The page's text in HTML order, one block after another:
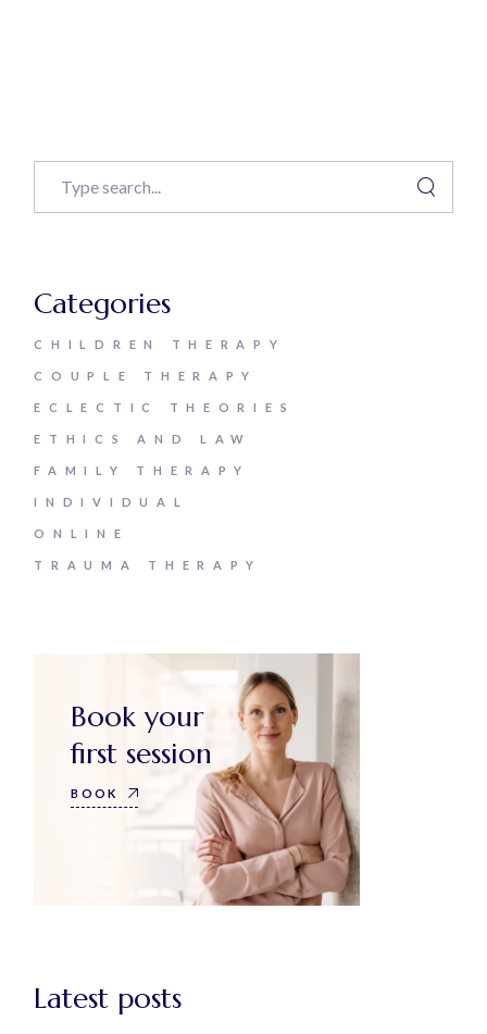
Categories
CHILDREN THERAPY
COUPLE THERAPY
ECLECTIC THEORIES
ETHICS AND LAW
FAMILY THERAPY
INDIVIDUAL
ONLINE
TRAUMA THERAPY
Book your
first session
BOOK
Latest posts